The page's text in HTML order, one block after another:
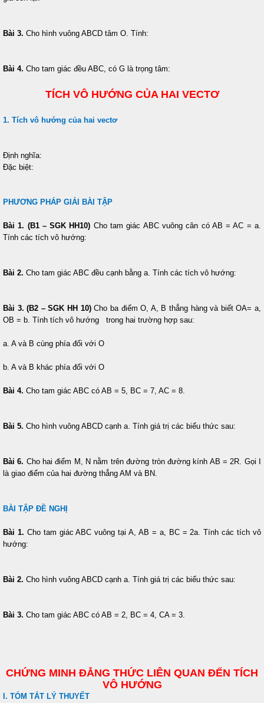
Bài 3. Cho hình vuông ABCD tâm O. Tính:
Bài 4. Cho tam giác đều ABC, có G là trọng tâm:
TÍCH VÔ HƯỚNG CỦA HAI VECTƠ
1. Tích vô hướng của hai vectơ
Định nghĩa:
Đặc biệt:
PHƯƠNG PHÁP GIẢI BÀI TẬP
Bài 1. (B1 – SGK HH10) Cho tam giác ABC vuông cân có AB = AC = a.
Tính các tích vô hướng:
Bài 2. Cho tam giác ABC đều cạnh bằng a. Tính các tích vô hướng:
Bài 3. (B2 – SGK HH 10)Cho ba điểm O, A, B thẳng hàng và biết OA= a,
OB = b. Tính tích vô hướng
trong hai trường hợp sau:
a. A và B cùng phía đối với O
b. A và B khác phía đối với O
Bài 4. Cho tam giác ABC có AB = 5, BC = 7, AC = 8.
Bài 5. Cho hình vuông ABCD cạnh a. Tính giá trị các biểu thức sau:
Bài 6. Cho hai điểm M, N nằm trên đường tròn đường kính AB = 2R. Gọi I
là giao điểm của hai đường thẳng AM và BN.
BÀI TẬP ĐỀ NGHỊ
Bài 1. Cho tam giác ABC vuông tại A, AB = a, BC = 2a. Tính các tích vô
hướng:
Bài 2. Cho hình vuông ABCD cạnh a. Tính giá trị các biểu thức sau:
Bài 3. Cho tam giác ABC có AB = 2, BC = 4, CA = 3.
CHỨNG MINH ĐẲNG THỨC LIÊN QUAN ĐẾN TÍCH
VÔ HƯỚNG
I. TÓM TẮT LÝ THUYẾT